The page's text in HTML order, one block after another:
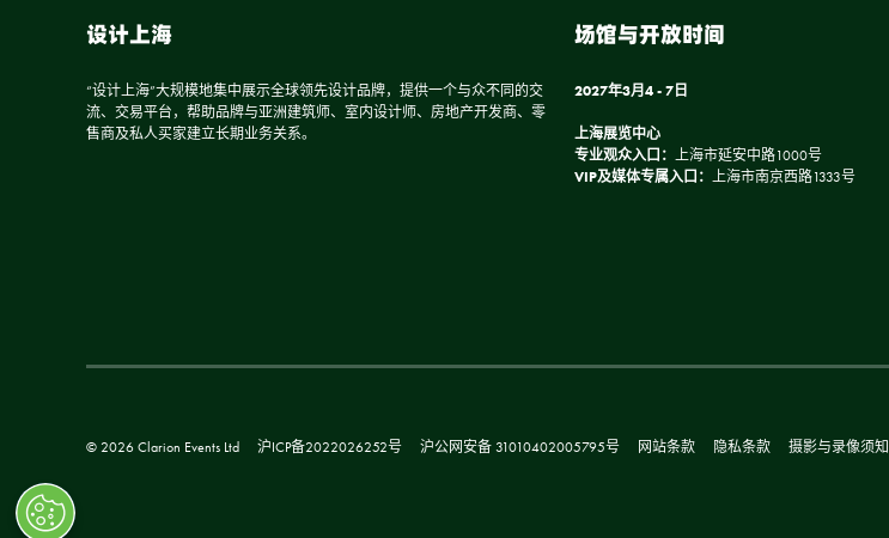
设计上海
“设计上海”大规模地集中展示全球领先设计品牌，提供一个与众不同的交
流、交易平台，帮助品牌与亚洲建筑师、室内设计师、房地产开发商、零
售商及私人买家建立长期业务关系。
场馆与开放时间
2027年3月4 - 7日
上海展览中心
专业观众入口： 上海市延安中路1000号
VIP及媒体专属入口： 上海市南京西路1333号
© 2026 Clarion Events Ltd 沪ICP备2022026252号 沪公网安备 31010402005795号 网站条款 隐私条款 摄影与录像须知